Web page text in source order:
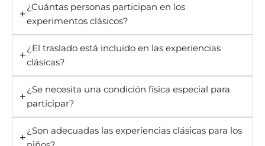
¿Cuántas personas participan en los
experimentos clásicos?
¿El traslado está incluido en las experiencias
clásicas?
¿Se necesita una condición física especial para
participar?
¿Son adecuadas las experiencias clásicas para los